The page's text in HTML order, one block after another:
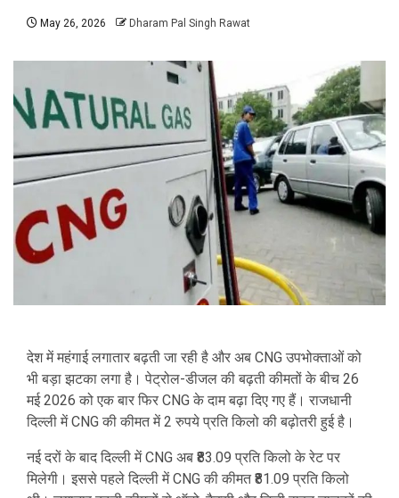
May 26, 2026 Dharam Pal Singh Rawat
देश में महंगाई लगातार बढ़ती जा रही है और अब CNG उपभोक्ताओं को
भी बड़ा झटका लगा है। पेट्रोल-डीजल की बढ़ती कीमतों के बीच 26
मई 2026 को एक बार फिर CNG के दाम बढ़ा दिए गए हैं। राजधानी
दिल्ली में CNG की कीमत में 2 रुपये प्रति किलो की बढ़ोतरी हुई है।
नई दरों के बाद दिल्ली में CNG अब ₹83.09 प्रति किलो के रेट पर
मिलेगी। इससे पहले दिल्ली में CNG की कीमत ₹81.09 प्रति किलो